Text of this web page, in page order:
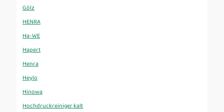
Gölz
HENRA
Ha-WE
Hapert
Henra
Heylo
Hinowa
Hochdruckreiniger kalt